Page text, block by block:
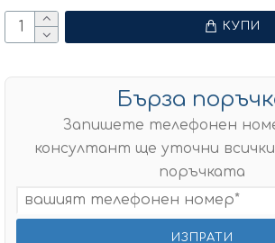
КУПИ
Бърза
Запишете телефонен
консултант ще уточни
поръчката